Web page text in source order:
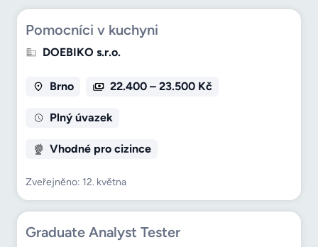
větší jistotou, že jste na správném místě. Před
kontakty i adresu a podle mapy si naplánujete cestu
obdobnými pozicemi a vyberte si zaměstnavatele,
Pomocníci v kuchyni
DOEBIKO s.r.o.
Brno 22.400 – 23.500 Kč
Plný úvazek
Vhodné pro cizince
Zveřejněno: 12. května
Graduate Analyst Tester